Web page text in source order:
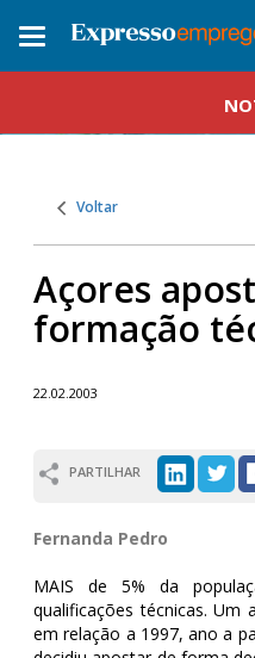
Toggle
Voltar
Açores
formação
22.02.2003
PARTILHAR
Fernanda Pedro
MAIS de 5% da
qualificações técnicas. Um
em relação a 1997, ano a